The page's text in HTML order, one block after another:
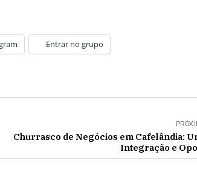
Entrar no grupo
Churrasco de Negócios em Cafelândia:
Integração e